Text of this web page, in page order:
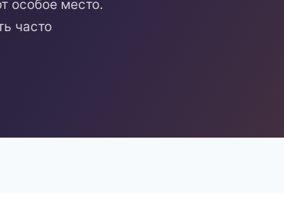
особое место.
часто